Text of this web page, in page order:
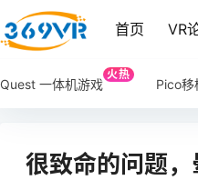
首页 VR
Quest 一体机游戏
火热
Pico移
很致命的问题